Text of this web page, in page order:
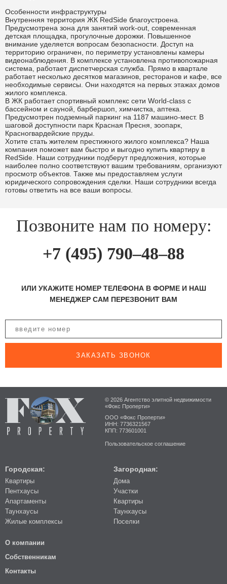
Особенности инфраструктуры
Внутренняя территория ЖК RedSide благоустроена.
Предусмотрена зона для занятий work-out, современная
детская площадка, прогулочные дорожки. Повышенное
внимание уделяется вопросам безопасности. Доступ на
территорию ограничен, по периметру установлены камеры
видеонаблюдения. В комплексе установлена противопожарная
система, работает диспетчерская служба. Прямо в квартале
работает несколько десятков магазинов, ресторанов и кафе, все
необходимые сервисы. Они находятся на первых этажах домов
жилого комплекса.
В ЖК работает спортивный комплекс сети World-class с
бассейном и сауной, барбершоп, химчистка, аптека.
Предусмотрен подземный паркинг на 1187 машино-мест. В
шаговой доступности парк Красная Пресня, зоопарк,
Красногвардейские пруды.
Хотите стать жителем престижного жилого комплекса? Наша
компания поможет вам быстро и выгодно купить квартиру в
RedSide. Наши сотрудники подберут предложения, которые
наиболее полно соответствуют вашим требованиям, организуют
просмотр объектов. Также мы предоставляем услуги
юридического сопровождения сделки. Наши сотрудники всегда
готовы ответить на все ваши вопросы.
Позвоните нам по номеру:
+7 (495) 790–48–88
ИЛИ УКАЖИТЕ НОМЕР ТЕЛЕФОНА В ФОРМЕ И НАШ
МЕНЕДЖЕР САМ ПЕРЕЗВОНИТ ВАМ
ЗАКАЗАТЬ ЗВОНОК
© 2026 Агентство элитной недвижимости
«Фокс Проперти»
ООО «Фокс Проперти»
ИНН: 7736321567
КПП: 773601001
Пользовательское соглашение
Городская:
Квартиры
Пентхаусы
Апартаменты
Таунхаусы
Жилые комплексы
Загородная:
Дома
Участки
Квартиры
Таунхаусы
Поселки
О компании
Собственникам
Контакты